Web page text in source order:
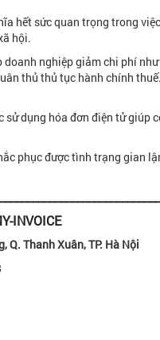
hết sức quan trọng trong
hội.
nghiệp giảm chi phí
thủ thủ tục hành chính
dụng hóa đơn điện tử giúp
phục được tình trạng gian
INVOICE
Q. Thanh Xuân, TP. Hà Nội